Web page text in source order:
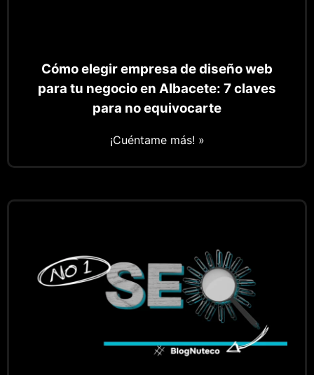
Cómo elegir empresa de diseño web
para tu negocio en Albacete: 7 claves
para no equivocarte
¡Cuéntame más! »